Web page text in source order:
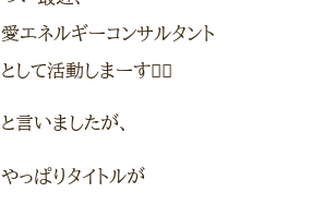
愛エネルギーコンサルタント
として活動しまーす🙋‍♀️
と言いましたが、
やっぱりタイトルが